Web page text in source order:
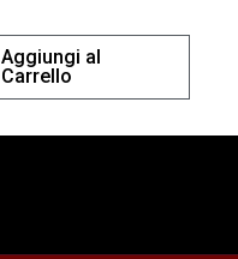
Aggiungi al
Carrello